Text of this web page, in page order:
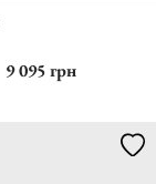
9 095 грн